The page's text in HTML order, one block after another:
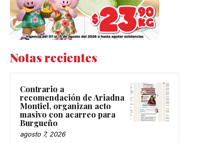
Notas recientes
Contrario a
recomendación de Ariadna
Montiel, organizan acto
masivo con acarreo para
Burgueño
agosto 7, 2026